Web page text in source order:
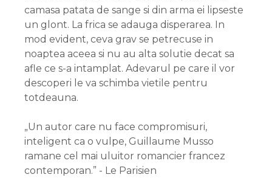
camasa patata de sange si din arma ei lipseste
un glont. La frica se adauga disperarea. In
mod evident, ceva grav se petrecuse in
noaptea aceea si nu au alta solutie decat sa
afle ce s-a intamplat. Adevarul pe care il vor
descoperi le va schimba vietile pentru
totdeauna.
„Un autor care nu face compromisuri,
inteligent ca o vulpe, Guillaume Musso
ramane cel mai uluitor romancier francez
contemporan.” - Le Parisien